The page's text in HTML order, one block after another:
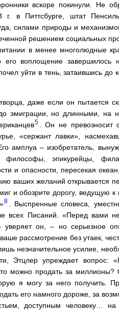
вскоре покинули. Не
в Питтсбурге, штат
силами природы и
решением социальных
в менее многолюдные
воплощение завершилось
уйти в тень, затаившись до
даже если он пытается
эмиграции, но длинными, на
5
. Он не превозносит
«сержант лавки»,
амплуа – изобретатель,
философы, эпикурейцы,
и опасности, пересекая
ваших желаний открывается
и обозрите дорогу, ведущую
8
. Выспренные словеса,
всех Писаний. «Перед вами
он, – но серьезное
рассмотрение без утаек,
незначительное усилие,
Этцлер упреждает вопрос:
можно продать за
я могу за него получить.
его намного дороже, за
доступным человеку…